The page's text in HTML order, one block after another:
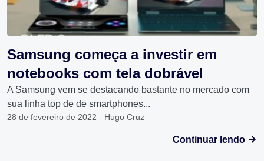
Samsung começa a investir em
notebooks com tela dobrável
A Samsung vem se destacando bastante no mercado com
sua linha top de de smartphones...
28 de fevereiro de 2022 - Hugo Cruz
Continuar lendo